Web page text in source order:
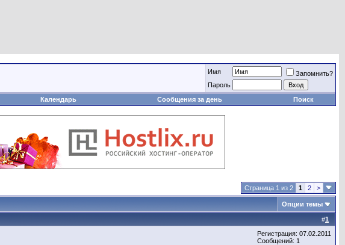
Имя
Запомнить?
Пароль
Календарь Сообщения за день Поиск
Страница 1 из 2 1 2 >
Опции темы
#1
Регистрация: 07.02.2011
Сообщений: 1